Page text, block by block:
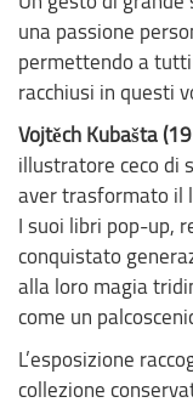
una passione
permettendo a
racchiusi in questi
Vojtěch Kubašta
illustratore ceco di
aver trasformato il
I suoi libri pop-up,
conquistato
alla loro magia
come un
L’esposizione
collezione